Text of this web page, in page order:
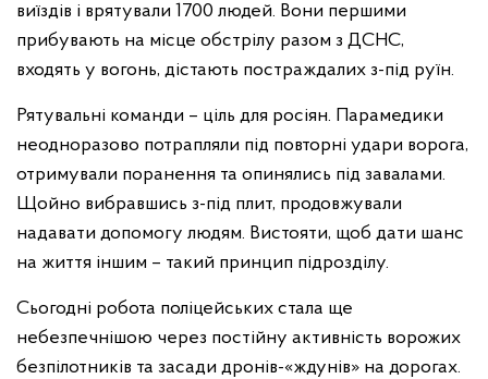
виїздів і врятували 1700 людей. Вони першими
прибувають на місце обстрілу разом з ДСНС,
входять у вогонь, дістають постраждалих з-під руїн.
Рятувальні команди – ціль для росіян. Парамедики
неодноразово потрапляли під повторні удари ворога,
отримували поранення та опинялись під завалами.
Щойно вибравшись з-під плит, продовжували
надавати допомогу людям. Вистояти, щоб дати шанс
на життя іншим – такий принцип підрозділу.
Сьогодні робота поліцейських стала ще
небезпечнішою через постійну активність ворожих
безпілотників та засади дронів-«ждунів» на дорогах.